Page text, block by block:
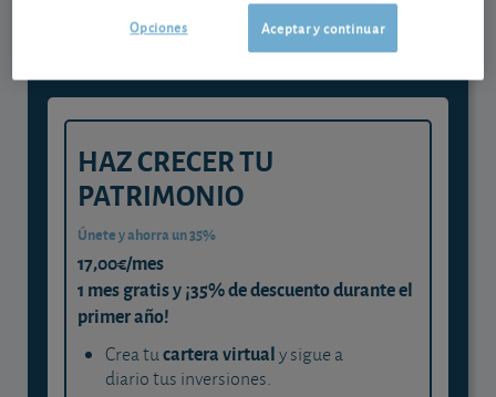
y consigue que cada euro trabaje
para ti
HAZ CRECER TU
PATRIMONIO
Únete y ahorra un 35%
17,00€/mes
1 mes gratis y ¡35% de descuento durante el
primer año!
Crea tucartera virtualy sigue a
diario tus inversiones.
Aceptar y continuar
Opciones